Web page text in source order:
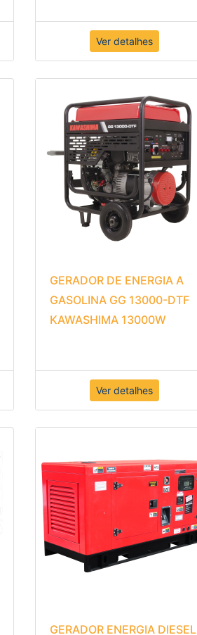
Ver detalhes
GERADOR DE ENERGIA A
GASOLINA GG 13000-DTF
KAWASHIMA 13000W
Ver detalhes
GERADOR ENERGIA DIESEL